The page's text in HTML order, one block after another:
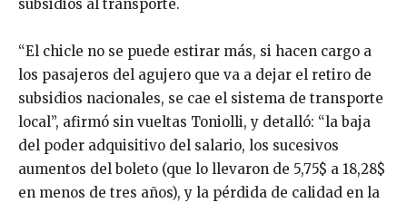
subsidios al transporte.
“El chicle no se puede estirar más, si hacen cargo a
los pasajeros del agujero que va a dejar el retiro de
subsidios nacionales, se cae el sistema de transporte
local”, afirmó sin vueltas Toniolli, y detalló: “la baja
del poder adquisitivo del salario, los sucesivos
aumentos del boleto (que lo llevaron de 5,75$ a 18,28$
en menos de tres años), y la pérdida de calidad en la